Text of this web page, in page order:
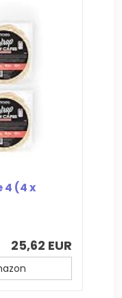
4 (4 x
25,62 EUR